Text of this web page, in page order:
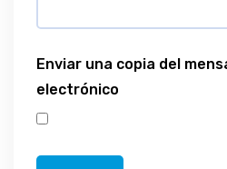
Enviar una copia del
electrónico